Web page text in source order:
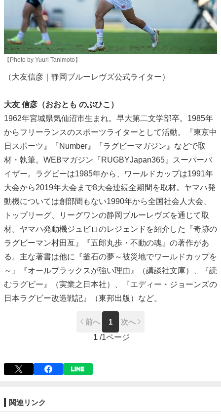
【Photo by Yuuri Tanimoto】
（大友信彦｜静岡ブルーレヴズ公式ライター）
大友 信彦（おおとも のぶひこ）
1962年宮城県気仙沼市生まれ。早大第二文学部卒。1985年
からフリーランスのスポーツライターとして活動。『東京中
日スポーツ』『Number』『ラグビーマガジン』などで取
材・執筆。WEBマガジン『RUGBYJapan365』スーパーバ
イザー。ラグビーは1985年から、ワールドカップは1991年
大会から2019年大会まで8大会連続全期間を取材。ヤマハ発
動機については創部間もない1990年から全国社会人大会、
トップリーグ、リーグワンの静岡ブルーレヴズを通じて取
材。ヤマハ発動機ジュビロのレジェンドを紹介した『奇跡の
ラグビーマン村田亙』『五郎丸歩・不動の魂』の著作があ
る。主な著書は他に『釜石の夢～被災地でワールドカップを
～』『オールブラックスが強い理由』（講談社文庫）、『読
むラグビー』（実業之日本社）、『エディー・ジョーンズの
日本ラグビー改造戦記』（東邦出版）など。
前へ 1
次へ
1 /1ページ
関連リンク